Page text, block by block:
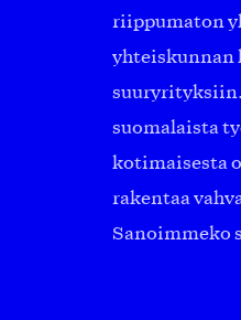
riippumaton
yhteiskunnan
suuryrityksiin.
suomalaista
kotimaisesta
rakentaa
Sanoimmeko